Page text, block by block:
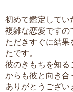
初めて鑑定してい
複雑な恋愛ですの
ただきすぐに結
たです。
彼のきもちを知
からも彼と向き合
ありがとうござい